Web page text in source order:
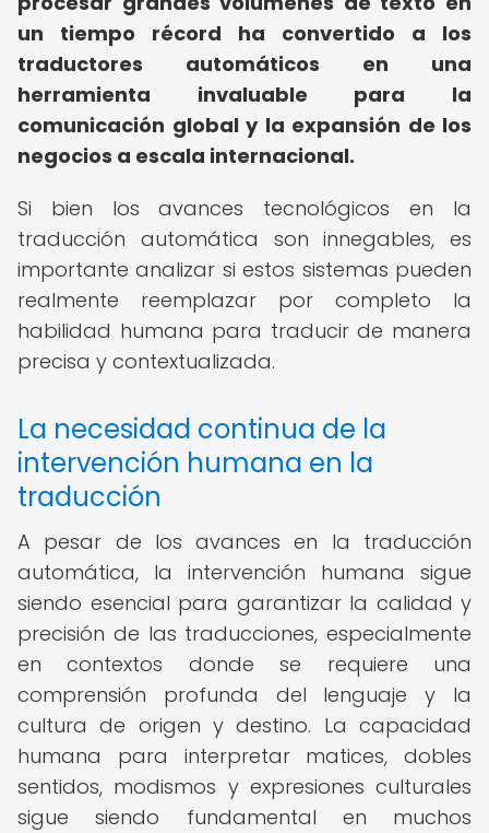
un tiempo récord ha convertido a los
traductores automáticos en una
herramienta invaluable para la
comunicación global y la expansión de los
negocios a escala internacional.
Si bien los avances tecnológicos en la
traducción automática son innegables, es
importante analizar si estos sistemas pueden
realmente reemplazar por completo la
habilidad humana para traducir de manera
precisa y contextualizada.
La necesidad continua de la
intervención humana en la
traducción
A pesar de los avances en la traducción
automática, la intervención humana sigue
siendo esencial para garantizar la calidad y
precisión de las traducciones, especialmente
en contextos donde se requiere una
comprensión profunda del lenguaje y la
cultura de origen y destino. La capacidad
humana para interpretar matices, dobles
sentidos, modismos y expresiones culturales
sigue siendo fundamental en muchos